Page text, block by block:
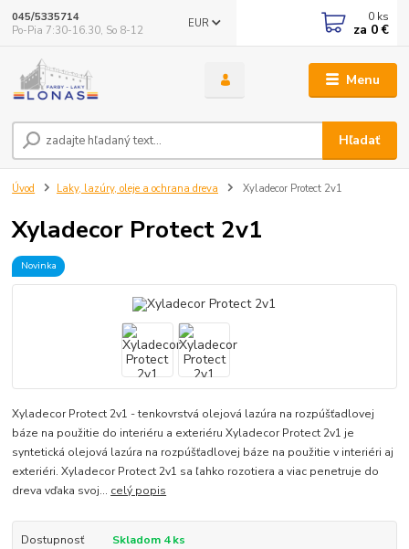
Menu
EUR
Hľadať
045/5335714
Po-Pia 7:30-16.30, So 8-12
0 ks
za 0 €
Úvod Laky, lazúry, oleje a ochrana dreva Xyladecor Protect 2v1
Xyladecor Protect 2v1
Novinka
Xyladecor Protect 2v1 - tenkovrstvá olejová lazúra na rozpúšťadlovej
báze na použitie do interiéru a exteriéru Xyladecor Protect 2v1 je
syntetická olejová lazúra na rozpúšťadlovej báze na použitie v interiéri aj
exteriéri. Xyladecor Protect 2v1 sa ľahko rozotiera a viac penetruje do
dreva vďaka svoj... celý popis
Dostupnosť
Skladom 4 ks